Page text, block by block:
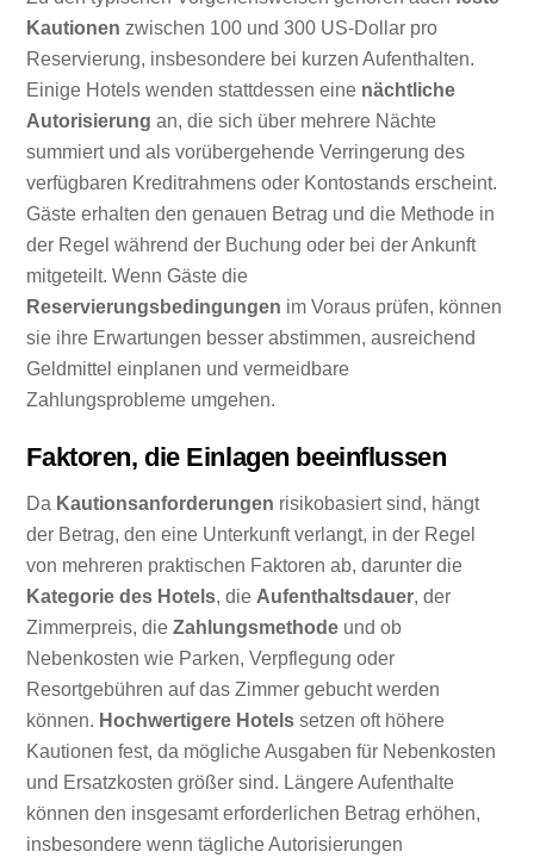
Kautionen zwischen 100 und 300 US-Dollar pro
Reservierung, insbesondere bei kurzen Aufenthalten.
Einige Hotels wenden stattdessen eine nächtliche
Autorisierung an, die sich über mehrere Nächte
summiert und als vorübergehende Verringerung des
verfügbaren Kreditrahmens oder Kontostands erscheint.
Gäste erhalten den genauen Betrag und die Methode in
der Regel während der Buchung oder bei der Ankunft
mitgeteilt. Wenn Gäste die
Reservierungsbedingungen im Voraus prüfen, können
sie ihre Erwartungen besser abstimmen, ausreichend
Geldmittel einplanen und vermeidbare
Zahlungsprobleme umgehen.
Faktoren, die Einlagen beeinflussen
Da Kautionsanforderungen risikobasiert sind, hängt
der Betrag, den eine Unterkunft verlangt, in der Regel
von mehreren praktischen Faktoren ab, darunter die
Kategorie des Hotels, die Aufenthaltsdauer, der
Zimmerpreis, dieZahlungsmethode und ob
Nebenkosten wie Parken, Verpflegung oder
Resortgebühren auf das Zimmer gebucht werden
können. Hochwertigere Hotels setzen oft höhere
Kautionen fest, da mögliche Ausgaben für Nebenkosten
und Ersatzkosten größer sind. Längere Aufenthalte
können den insgesamt erforderlichen Betrag erhöhen,
insbesondere wenn tägliche Autorisierungen